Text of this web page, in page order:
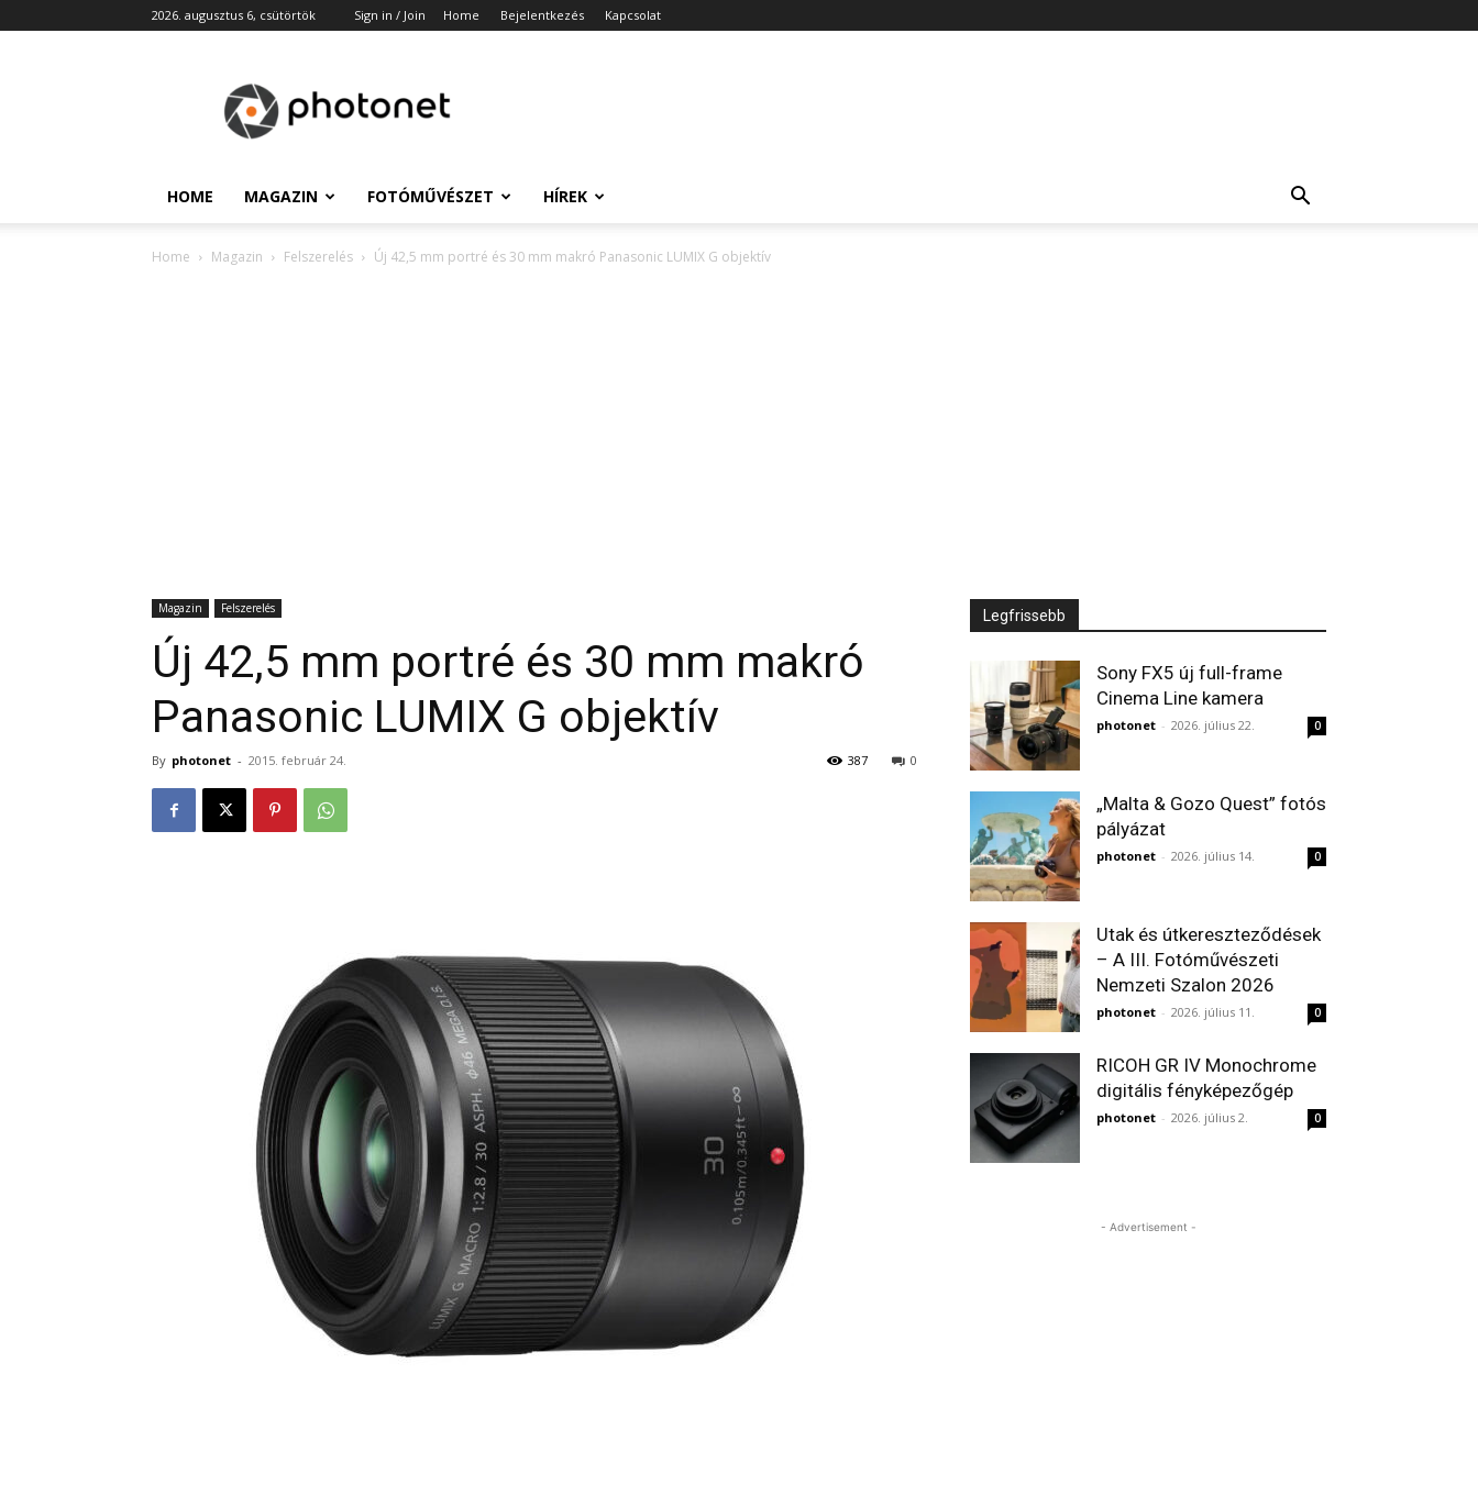
2026. augusztus 6, csütörtök Sign in / Join Home Bejelentkezés Kapcsolat
HOME MAGAZIN FOTÓMŰVÉSZET HÍREK
Home Magazin Felszerelés Új 42,5 mm portré és 30 mm makró Panasonic LUMIX G objektív
Magazin Felszerelés
Új 42,5 mm portré és 30 mm makró
Panasonic LUMIX G objektív
By photonet - 2015. február 24. 0
387
Legfrissebb
Sony FX5 új full-frame
Cinema Line kamera
photonet - 2026. július 22. 0
„Malta & Gozo Quest” fotós
pályázat
photonet - 2026. július 14. 0
Utak és útkereszteződések
– A III. Fotóművészeti
Nemzeti Szalon 2026
photonet - 2026. július 11. 0
RICOH GR IV Monochrome
digitális fényképezőgép
photonet - 2026. július 2. 0
- Advertisement -